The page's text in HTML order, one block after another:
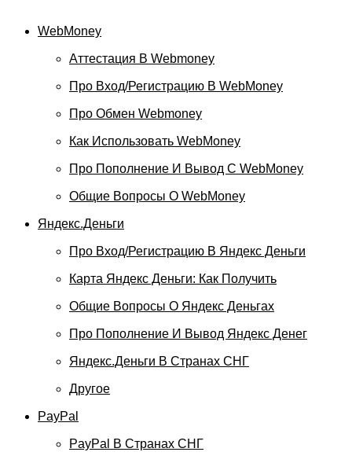
WebMoney
Аттестация В Webmoney
Про Вход/регистрацию В WebMoney
Про Обмен Webmoney
Как Использовать WebMoney
Про Пополнение И Вывод С WebMoney
Общие Вопросы О WebMoney
Яндекс.Деньги
Про Вход/регистрацию В Яндекс Деньги
Карта Яндекс Деньги: Как Получить
Общие Вопросы О Яндекс Деньгах
Про Пополнение И Вывод Яндекс Денег
Яндекс.Деньги В Странах СНГ
Другое
PayPal
PayPal В Странах СНГ